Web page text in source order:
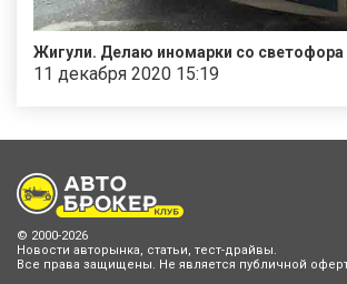
Жигули. Делаю иномарки со светофора
11 декабря 2020 15:19
© 2000-2026
Новости авторынка, статьи, тест-драйвы.
Все права защищены. Не является публичной